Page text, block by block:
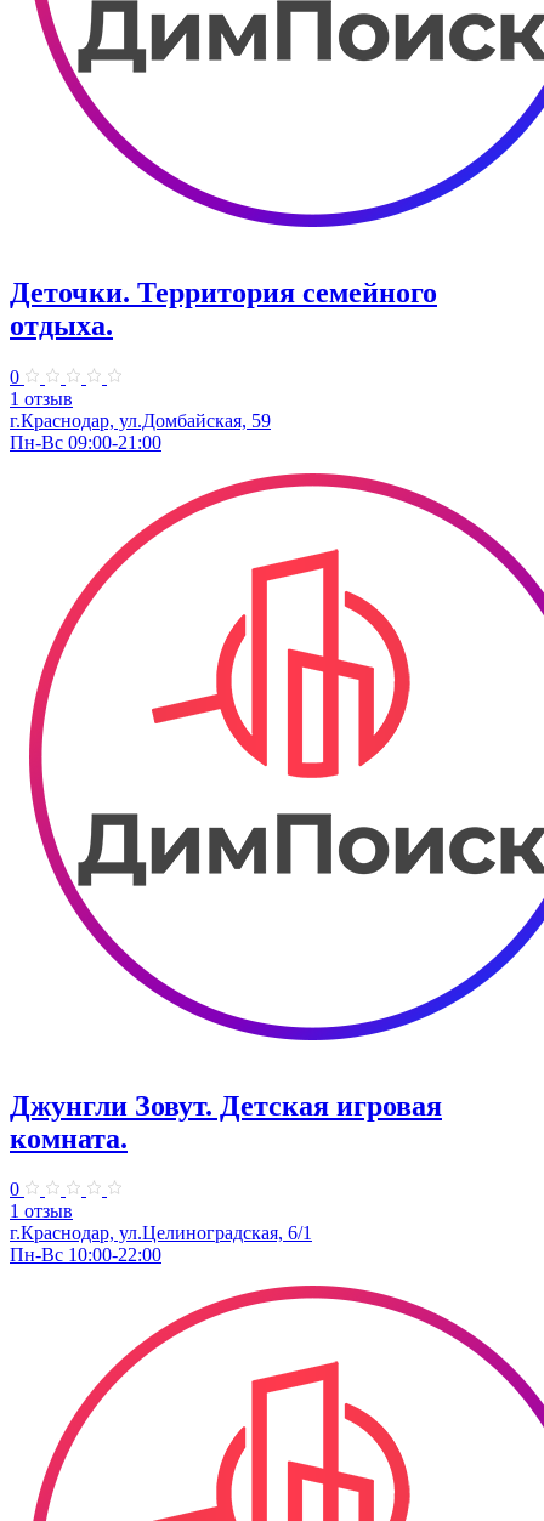
Деточки. Территория семейного
отдыха.
0
1 отзыв
г.Краснодар, ул.Домбайская, 59
Пн-Вс 09:00-21:00
Джунгли Зовут. Детская игровая
комната.
0
1 отзыв
г.Краснодар, ул.​Целиноградская, 6/1
Пн-Вс 10:00-22:00